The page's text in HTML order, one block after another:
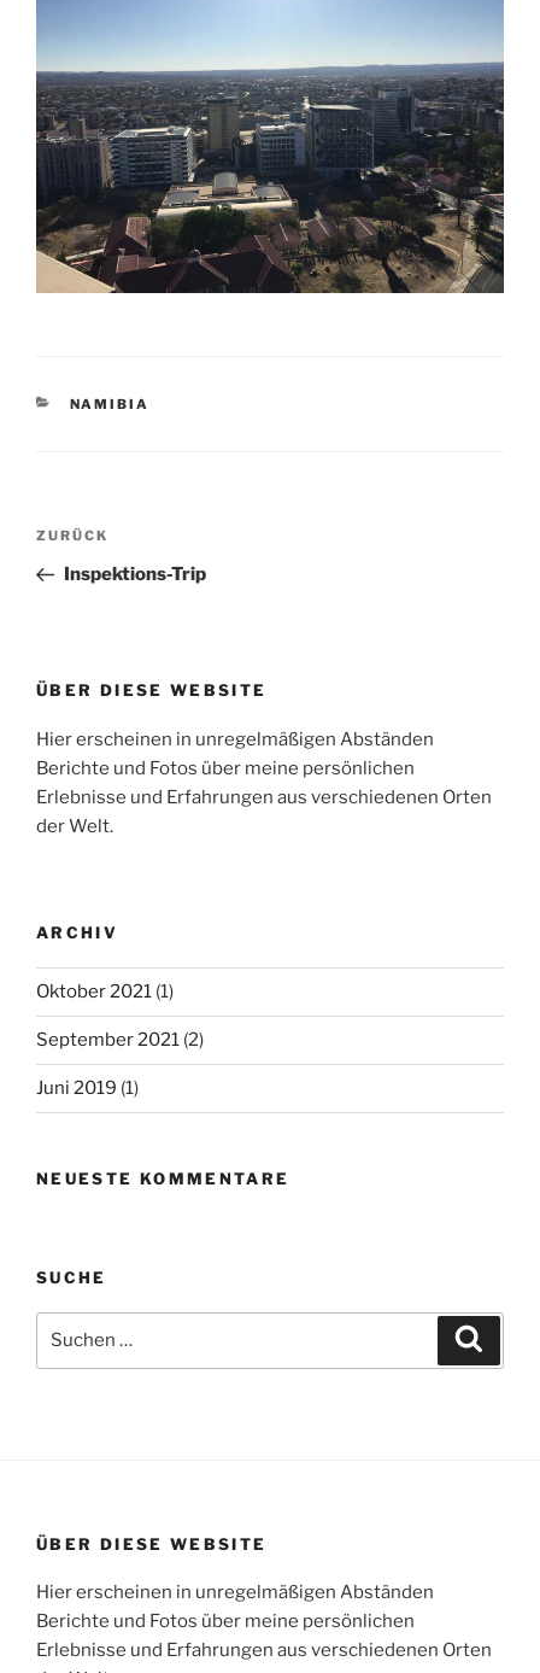
KATEGORIEN
NAMIBIA
Beitragsnavigation
Vorheriger
Beitrag
ZURÜCK
Inspektions-Trip
ÜBER DIESE WEBSITE
Hier erscheinen in unregelmäßigen Abständen
Berichte und Fotos über meine persönlichen
Erlebnisse und Erfahrungen aus verschiedenen Orten
der Welt.
ARCHIV
Oktober 2021 (1)
September 2021 (2)
Juni 2019 (1)
NEUESTE KOMMENTARE
SUCHE
nach:
ÜBER DIESE WEBSITE
Hier erscheinen in unregelmäßigen Abständen
Berichte und Fotos über meine persönlichen
Erlebnisse und Erfahrungen aus verschiedenen Orten